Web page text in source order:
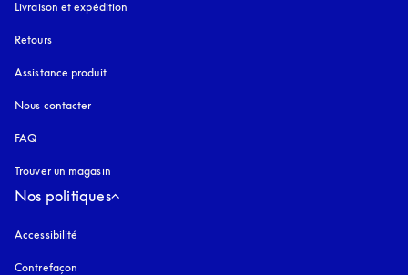
Livraison et expédition
Retours
Assistance produit
Nous contacter
FAQ
Trouver un magasin
Nos politiques
Accessibilité
Contrefaçon